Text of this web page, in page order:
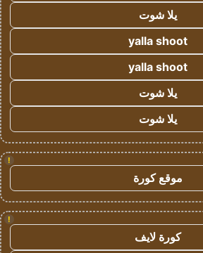
يلا شوت
yalla shoot
yalla shoot
يلا شوت
يلا شوت
!
موقع كورة
!
كورة لايف